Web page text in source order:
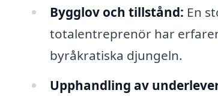
Bygglov och tillstånd: En
totalentreprenör har
byråkratiska djungeln.
Upphandling av